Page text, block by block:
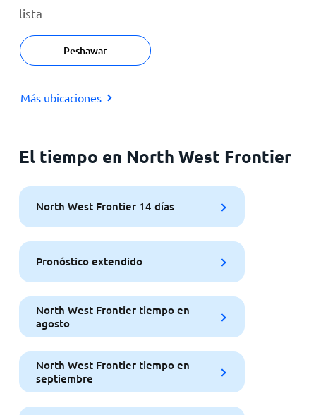
lista
Peshawar
Más ubicaciones
El tiempo en North West Frontier
North West Frontier 14 días
Pronóstico extendido
North West Frontier tiempo en
agosto
North West Frontier tiempo en
septiembre